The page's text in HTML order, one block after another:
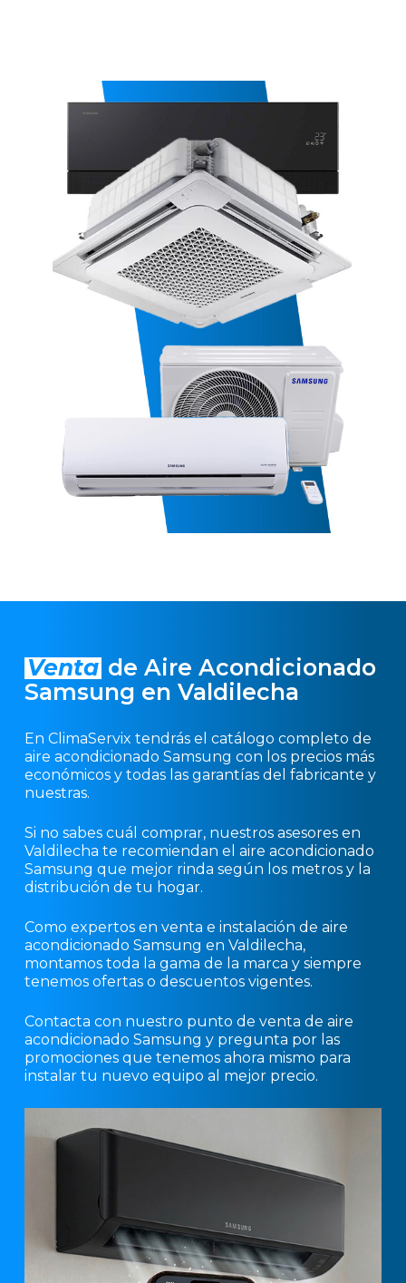
Venta de Aire Acondicionado
Samsung en Valdilecha
En ClimaServix tendrás el catálogo completo de
aire acondicionado Samsung con los precios más
económicos y todas las garantías del fabricante y
nuestras.
Si no sabes cuál comprar, nuestros asesores en
Valdilecha te recomiendan el aire acondicionado
Samsung que mejor rinda según los metros y la
distribución de tu hogar.
Como expertos en venta e instalación de aire
acondicionado Samsung en Valdilecha,
montamos toda la gama de la marca y siempre
tenemos ofertas o descuentos vigentes.
Contacta con nuestro punto de venta de aire
acondicionado Samsung y pregunta por las
promociones que tenemos ahora mismo para
instalar tu nuevo equipo al mejor precio.